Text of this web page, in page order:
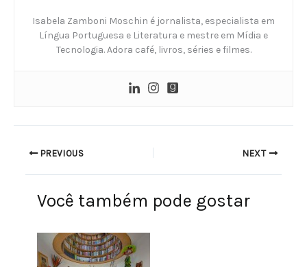
Isabela Zamboni Moschin é jornalista, especialista em
Língua Portuguesa e Literatura e mestre em Mídia e
Tecnologia. Adora café, livros, séries e filmes.
PREVIOUS NEXT
Você também pode gostar